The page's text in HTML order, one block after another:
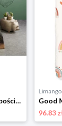
Good Morning Komplet pościeli renforcé "Aart" w kolorze błękitno-zielonym rozmiar: 140x220 cm
Limango
96.83